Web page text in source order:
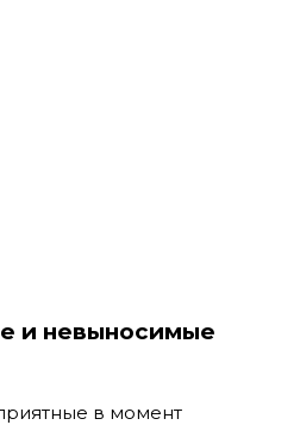
и невыносимые
в момент